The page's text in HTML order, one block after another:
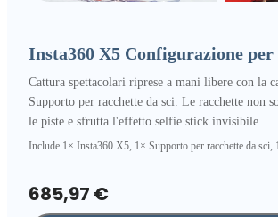
Insta360 X5 Configurazione per
Cattura spettacolari riprese a mani libere con la
Supporto per racchette da sci. Le racchette non
le piste e sfrutta l'effetto selfie stick invisibile.
Include 1× Insta360 X5, 1× Supporto per racchette da
685,97 €